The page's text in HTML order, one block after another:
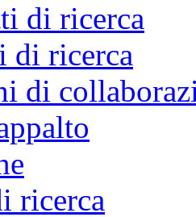
di ricerca
di ricerca
di
ricerca